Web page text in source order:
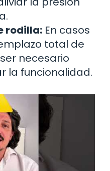
rodilla: En casos
total de
necesario
la funcionalidad.